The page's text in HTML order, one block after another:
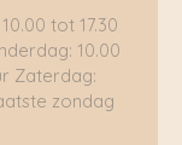
tot 17.30
10.00
Zaterdag:
zondag